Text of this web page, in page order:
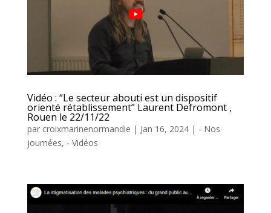
Vidéo : “Le secteur abouti est un dispositif
orienté rétablissement” Laurent Defromont ,
Rouen le 22/11/22
par croixmarinenormandie | Jan 16, 2024| - Nos
journées, - Vidéos